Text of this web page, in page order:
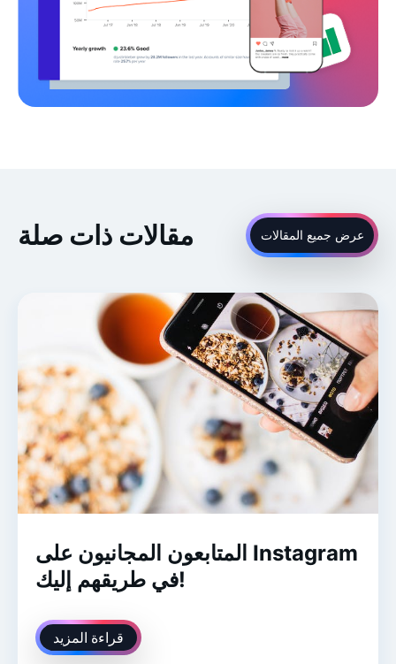
مقالات ذات صلة عرض جميع المقالات
المتابعون المجانيون على Instagram
في طريقهم إليك!
قراءة المزيد